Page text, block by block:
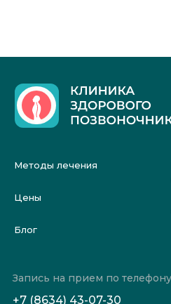
Методы лечения
Цены
Блог
Запись на прием по телефону
+7 (8634) 43-07-30